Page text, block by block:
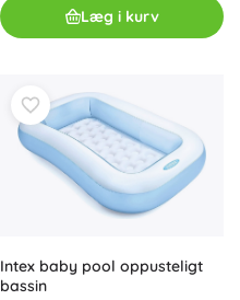
Læg i kurv
Intex baby pool oppusteligt
bassin